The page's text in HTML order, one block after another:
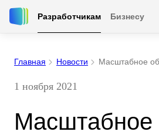
Разработчикам Бизнесу
Главная Новости Масштабное
1 ноября 2021
Масштабное